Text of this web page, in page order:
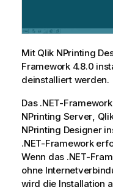
Mit Qlik NPrinting
Framework 4.8.0
deinstalliert werden.
Das .NET-
NPrinting Server
NPrinting Designer
.NET-Framework
Wenn das .NET-
ohne
wird die Installation